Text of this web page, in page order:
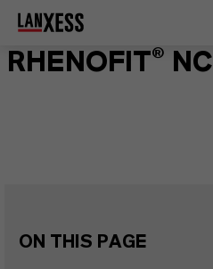
RHENOFIT® NC
ON THIS PAGE